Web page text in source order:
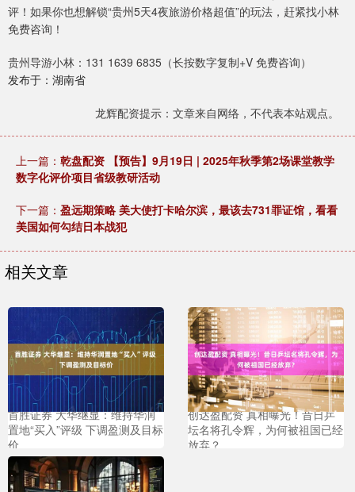
评！如果你也想解锁“贵州5天4夜旅游价格超值”的玩法，赶紧找小林
免费咨询！
贵州导游小林：131 1639 6835（长按数字复制+V 免费咨询）
发布于：湖南省
龙辉配资提示：文章来自网络，不代表本站观点。
上一篇： 乾盘配资 【预告】9月19日 | 2025年秋季第2场课堂教学
数字化评价项目省级教研活动
下一篇： 盈远期策略 美大使打卡哈尔滨，最该去731罪证馆，看看
美国如何勾结日本战犯
相关文章
首胜证券 大华继显：维持华润
置地“买入”评级 下调盈测及目标
价
创达盈配资 真相曝光！昔日乒
坛名将孔令辉，为何被祖国已经
放弃？